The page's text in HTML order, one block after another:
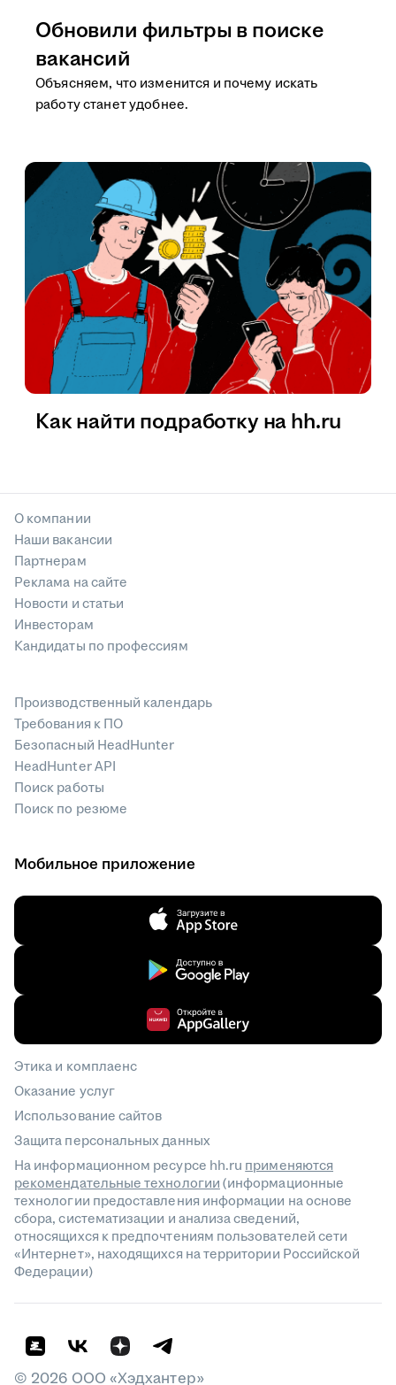
Обновили фильтры в поиске
вакансий
Объясняем, что изменится и почему искать
работу станет удобнее.
Как найти подработку на hh.ru
О компании
Наши вакансии
Партнерам
Реклама на сайте
Новости и статьи
Инвесторам
Кандидаты по профессиям
Производственный календарь
Требования к ПО
Безопасный HeadHunter
HeadHunter API
Поиск работы
Поиск по резюме
Мобильное приложение
Этика и комплаенс
Оказание услуг
Использование сайтов
Защита персональных данных
На информационном ресурсе hh.ru применяются
рекомендательные технологии(информационные
технологии предоставления информации на основе
сбора, систематизации и анализа сведений,
относящихся к предпочтениям пользователей сети
«Интернет», находящихся на территории Российской
Федерации)
© 2026 ООО «Хэдхантер»